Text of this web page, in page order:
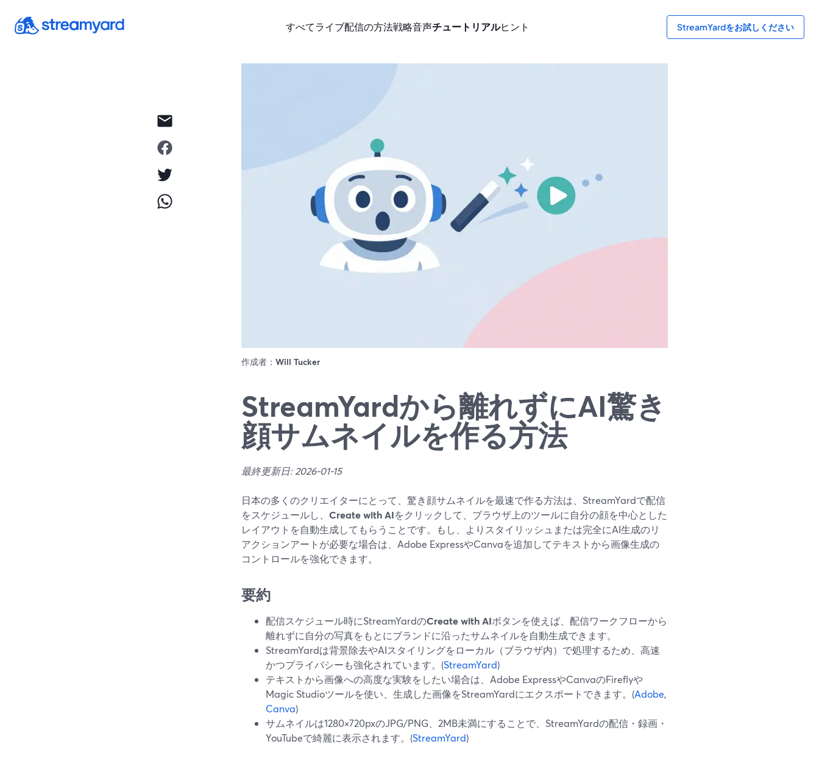
すべてライブ配信の方法戦略音声チュートリアルヒント StreamYardをお試しください
作成者： Will Tucker
StreamYardから離れずにAI驚き
顔サムネイルを作る方法
最終更新日: 2026-01-15
日本の多くのクリエイターにとって、驚き顔サムネイルを最速で作る方法は、StreamYardで配信
をスケジュールし、 Create with AIをクリックして、ブラウザ上のツールに自分の顔を中心とした
レイアウトを自動生成してもらうことです。もし、よりスタイリッシュまたは完全にAI生成のリ
アクションアートが必要な場合は、Adobe ExpressやCanvaを追加してテキストから画像生成の
コントロールを強化できます。
要約
配信スケジュール時にStreamYardのCreate with AIボタンを使えば、配信ワークフローから
離れずに自分の写真をもとにブランドに沿ったサムネイルを自動生成できます。
StreamYardは背景除去やAIスタイリングをローカル（ブラウザ内）で処理するため、高速
かつプライバシーも強化されています。(StreamYard)
テキストから画像への高度な実験をしたい場合は、Adobe ExpressやCanvaのFireflyや
Magic Studioツールを使い、生成した画像をStreamYardにエクスポートできます。(Adobe,
Canva)
サムネイルは1280×720pxのJPG/PNG、2MB未満にすることで、StreamYardの配信・録画・
YouTubeで綺麗に表示されます。(StreamYard)